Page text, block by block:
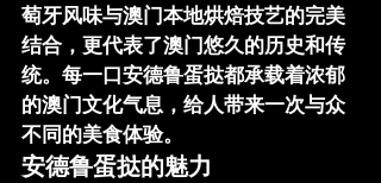
萄牙风味与澳门本地烘焙技艺的完美
结合，更代表了澳门悠久的历史和传
统。每一口安德鲁蛋挞都承载着浓郁
的澳门文化气息，给人带来一次与众
不同的美食体验。
安德鲁蛋挞的魅力